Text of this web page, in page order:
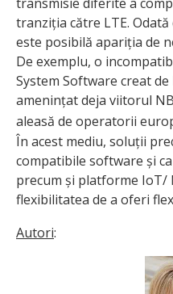
tranziția către LTE.
este posibilă apariția de
De exemplu, o
System Software creat
amenințat deja viitorul
aleasă de ope­ratorii
În acest mediu, soluții
compatibile software și
precum și platforme IoT/
flexibilitatea de a oferi
Autori: